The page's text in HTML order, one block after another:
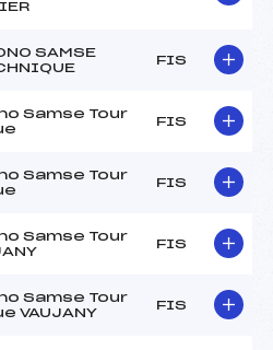
SAMSE
FIS
Samse Tour
FIS
Samse Tour
FIS
Samse Tour
FIS
Samse Tour
VAUJANY
FIS